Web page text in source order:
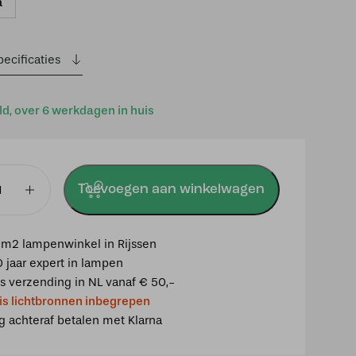
over 6 werkdagen in huis
Toevoegen aan winkelwagen
lampenwinkel in Rijssen
jaar expert in lampen
verzending in NL vanaf € 50,-
lichtbronnen inbegrepen
achteraf betalen met Klarna